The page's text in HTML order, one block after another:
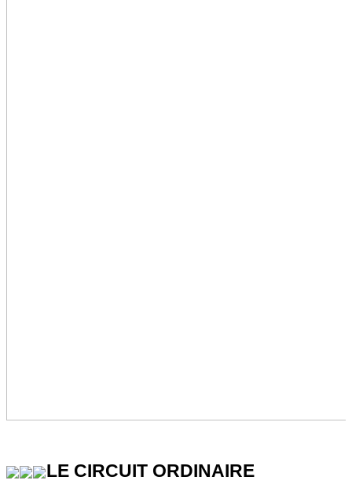
LE CIRCUIT ORDINAIRE